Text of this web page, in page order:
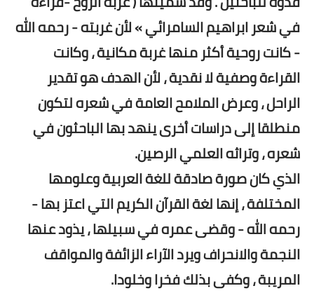
في شعر ابراهيم السامرائي » لأن غربته - رحمه الله
- كانت روحية أكثر منها غربة مكانية ، وكانت
القراءة وصفية لا نقدية ، لأن الهدف هو تقدير
الراحل ، وعرض الملامح العامة في شعره لتكون
منطلقا إلى دراسات أخرى ينهد بها الباحثون في
شعره ، وتراثه العلمي الرصين.
الذي كان صورة صادقة للغة العربية وعلومها
المختلفة ، إنها لغة القرآن الكريم التي اعتز بها -
رحمه الله - وقضى عمره في سبيلها ، يذود عنها
النجمة والانحراف ويرد الآراء الزائفة والمواقف
المريبة ، وكفى بذلك فخرا وخلودا.